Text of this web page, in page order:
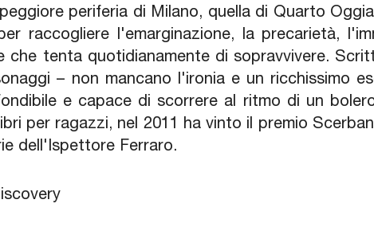
periferia di Milano, quella di Quarto
raccogliere l'emarginazione, la precarietà,
che tenta quotidianamente di sopravvivere.
– non mancano l'ironia e un ricchissimo
e capace di scorrere al ritmo di un
per ragazzi, nel 2011 ha vinto il premio
dell'Ispettore Ferraro.